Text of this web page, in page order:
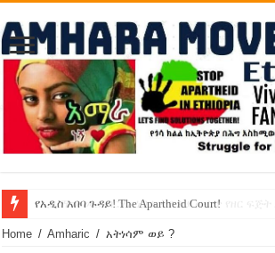
የኢዜማው መሪ ብርሃኑ ነጋ ኢትዮጵያ ውስጥ የዘር ፍጅት
የአዲስ አበባ ጉዳይ! The Apartheid Court!
Home / Amharic / አትነሳም ወይ ?